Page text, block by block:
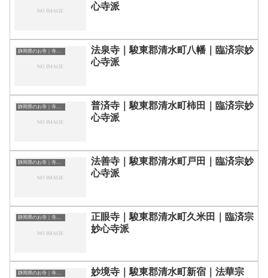
心寺派
静岡県のお寺｜寺院一覧
法泉寺｜駿東郡清水町八幡｜臨済宗妙
心寺派
静岡県のお寺｜寺院一覧
普済寺｜駿東郡清水町柿田｜臨済宗妙
心寺派
静岡県のお寺｜寺院一覧
法善寺｜駿東郡清水町戸田｜臨済宗妙
心寺派
静岡県のお寺｜寺院一覧
正眼寺｜駿東郡清水町久米田｜臨済宗
妙心寺派
静岡県のお寺｜寺院一覧
妙境寺｜駿東郡清水町新宿｜法華宗